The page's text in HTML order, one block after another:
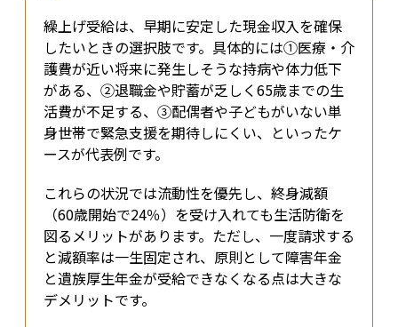
繰上げ受給は、早期に安定した現金収入を確保
したいときの選択肢です。具体的には①医療・介
護費が近い将来に発生しそうな持病や体力低下
がある、②退職金や貯蓄が乏しく65歳までの生
活費が不足する、③配偶者や子どもがいない単
身世帯で緊急支援を期待しにくい、といったケ
ースが代表例です。
これらの状況では流動性を優先し、終身減額
（60歳開始で24％）を受け入れても生活防衛を
図るメリットがあります。ただし、一度請求する
と減額率は一生固定され、原則として障害年金
と遺族厚生年金が受給できなくなる点は大きな
デメリットです。